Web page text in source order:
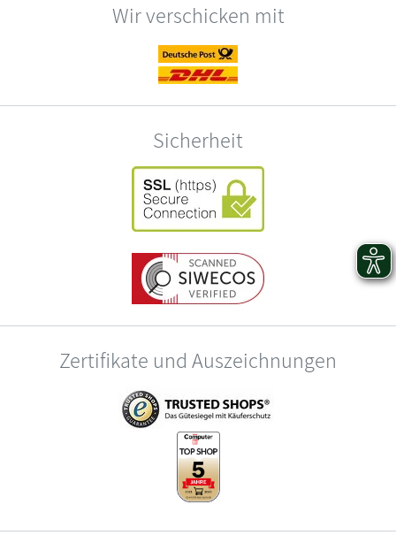
Wir verschicken mit
Sicherheit
Zertifikate und Auszeichnungen